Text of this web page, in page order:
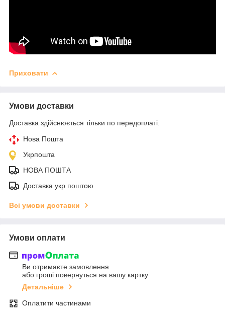
Приховати
Умови доставки
Доставка здійснюється тільки по передоплаті.
Нова Пошта
Укрпошта
НОВА ПОШТА
Доставка укр поштою
Всі умови доставки
Умови оплати
Ви отримаєте замовлення
або гроші повернуться на вашу картку
Детальніше
Оплатити частинами